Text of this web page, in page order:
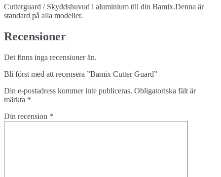
Cutterguard / Skyddshuvud i aluminium till din Bamix.Denna är
standard på alla modeller.
Recensioner
Det finns inga recensioner än.
Bli först med att recensera ”Bamix Cutter Guard”
Din e-postadress kommer inte publiceras. Obligatoriska fält är
märkta *
Din recension *